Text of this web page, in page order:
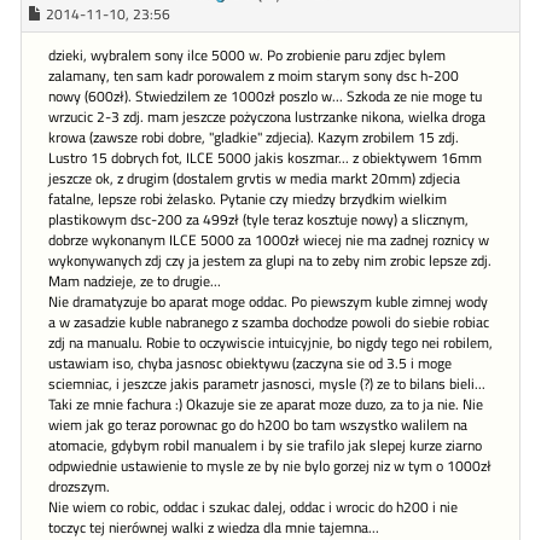
2014-11-10, 23:56
dzieki, wybralem sony ilce 5000 w. Po zrobienie paru zdjec bylem
zalamany, ten sam kadr porowalem z moim starym sony dsc h-200
nowy (600zł). Stwiedzilem ze 1000zł poszlo w... Szkoda ze nie moge tu
wrzucic 2-3 zdj. mam jeszcze pożyczona lustrzanke nikona, wielka droga
krowa (zawsze robi dobre, "gladkie" zdjecia). Kazym zrobilem 15 zdj.
Lustro 15 dobrych fot, ILCE 5000 jakis koszmar... z obiektywem 16mm
jeszcze ok, z drugim (dostalem grvtis w media markt 20mm) zdjecia
fatalne, lepsze robi żelasko. Pytanie czy miedzy brzydkim wielkim
plastikowym dsc-200 za 499zł (tyle teraz kosztuje nowy) a slicznym,
dobrze wykonanym ILCE 5000 za 1000zł wiecej nie ma zadnej roznicy w
wykonywanych zdj czy ja jestem za glupi na to zeby nim zrobic lepsze zdj.
Mam nadzieje, ze to drugie...
Nie dramatyzuje bo aparat moge oddac. Po piewszym kuble zimnej wody
a w zasadzie kuble nabranego z szamba dochodze powoli do siebie robiac
zdj na manualu. Robie to oczywiscie intuicyjnie, bo nigdy tego nei robilem,
ustawiam iso, chyba jasnosc obiektywu (zaczyna sie od 3.5 i moge
sciemniac, i jeszcze jakis parametr jasnosci, mysle (?) ze to bilans bieli...
Taki ze mnie fachura :) Okazuje sie ze aparat moze duzo, za to ja nie. Nie
wiem jak go teraz porownac go do h200 bo tam wszystko walilem na
atomacie, gdybym robil manualem i by sie trafilo jak slepej kurze ziarno
odpwiednie ustawienie to mysle ze by nie bylo gorzej niz w tym o 1000zł
drozszym.
Nie wiem co robic, oddac i szukac dalej, oddac i wrocic do h200 i nie
toczyc tej nierównej walki z wiedza dla mnie tajemna...